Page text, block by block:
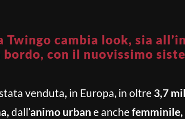
Twingo cambia look, sia
con il nuovissimo
venduta, in Europa, in oltre 3,7
dall’animo urban e anchefemminile,